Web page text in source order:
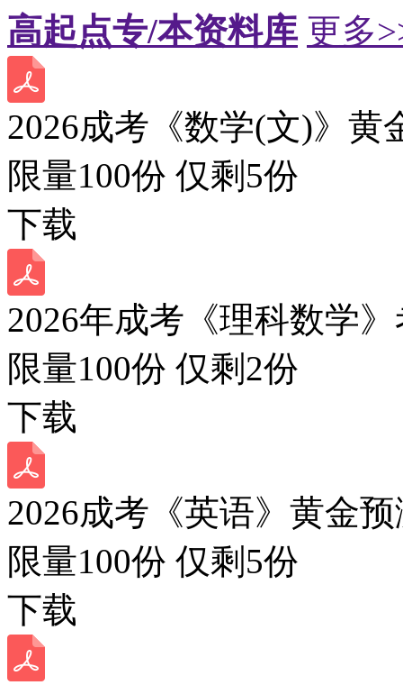
高起点专/本资料库 更多
2026成考《数学(文)》黄
限量100份 仅剩 5份
下载
2026年成考《理科数学
限量100份 仅剩 2份
下载
2026成考《英语》黄金
限量100份 仅剩 5份
下载